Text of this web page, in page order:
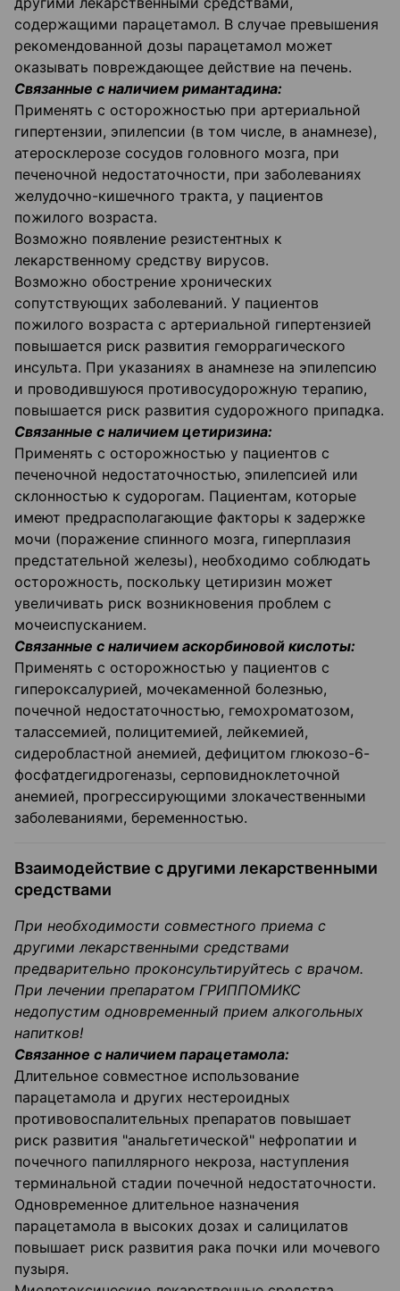
содержащими парацетамол. В случае превышения
рекомендованной дозы парацетамол может
оказывать повреждающее действие на печень.
Связанные с наличием римантадина:
Применять с осторожностью при артериальной
гипертензии, эпилепсии (в том числе, в анамнезе),
атеросклерозе сосудов головного мозга, при
печеночной недостаточности, при заболеваниях
желудочно-кишечного тракта, у пациентов
пожилого возраста.
Возможно появление резистентных к
лекарственному средству вирусов.
Возможно обострение хронических
сопутствующих заболеваний. У пациентов
пожилого возраста с артериальной гипертензией
повышается риск развития геморрагического
инсульта. При указаниях в анамнезе на эпилепсию
и проводившуюся противосудорожную терапию,
повышается риск развития судорожного припадка.
Связанные с наличием цетиризина:
Применять с осторожностью у пациентов с
печеночной недостаточностью, эпилепсией или
склонностью к судорогам. Пациентам, которые
имеют предрасполагающие факторы к задержке
мочи (поражение спинного мозга, гиперплазия
предстательной железы), необходимо соблюдать
осторожность, поскольку цетиризин может
увеличивать риск возникновения проблем с
мочеиспусканием.
Связанные с наличием аскорбиновой кислоты:
Применять с осторожностью у пациентов с
гипероксалурией, мочекаменной болезнью,
почечной недостаточностью, гемохроматозом,
талассемией, полицитемией, лейкемией,
сидеробластной анемией, дефицитом глюкозо-6-
фосфатдегидрогеназы, серповидноклеточной
анемией, прогрессирующими злокачественными
заболеваниями, беременностью.
Взаимодействие с другими лекарственными
средствами
При необходимости совместного приема с
другими лекарственными средствами
предварительно проконсультируйтесь с врачом.
При лечении препаратом ГРИППОМИКС
недопустим одновременный прием алкогольных
напитков!
Связанное с наличием парацетамола:
Длительное совместное использование
парацетамола и других нестероидных
противовоспалительных препаратов повышает
риск развития "анальгетической" нефропатии и
почечного папиллярного некроза, наступления
терминальной стадии почечной недостаточности.
Одновременное длительное назначения
парацетамола в высоких дозах и салицилатов
повышает риск развития рака почки или мочевого
пузыря.